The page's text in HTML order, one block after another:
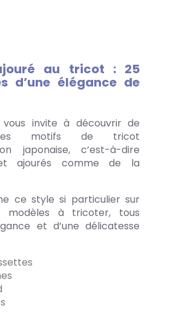
au tricot : 25
d’une élégance de
vous invite à découvrir de
motifs de tricot
japonaise, c’est-à-dire
ajourés comme de la
ce style si particulier sur
modèles à tricoter, tous
et d’une délicatesse